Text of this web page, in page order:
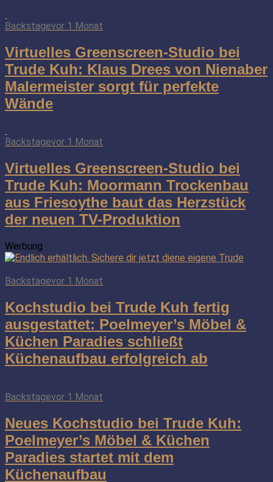
Backstagevor 1 Monat
Virtuelles Greenscreen-Studio bei
Trude Kuh: Klaus Drees von Nienaber
Malermeister sorgt für perfekte
Wände
Backstagevor 1 Monat
Virtuelles Greenscreen-Studio bei
Trude Kuh: Moormann Trockenbau
aus Friesoythe baut das Herzstück
der neuen TV-Produktion
Werbung
Backstagevor 1 Monat
Kochstudio bei Trude Kuh fertig
ausgestattet: Poelmeyer’s Möbel &
Küchen Paradies schließt
Küchenaufbau erfolgreich ab
Backstagevor 1 Monat
Neues Kochstudio bei Trude Kuh:
Poelmeyer’s Möbel & Küchen
Paradies startet mit dem
Küchenaufbau